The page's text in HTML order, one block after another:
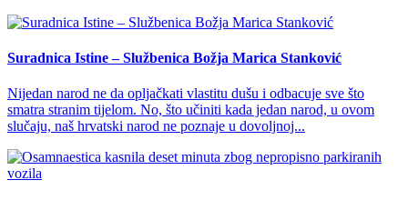
Suradnica Istine – Službenica Božja Marica Stanković
Nijedan narod ne da opljačkati vlastitu dušu i odbacuje sve što
smatra stranim tijelom. No, što učiniti kada jedan narod, u ovom
slučaju, naš hrvatski narod ne poznaje u dovoljnoj...